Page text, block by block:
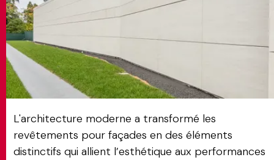
L'architecture moderne a transformé les
revêtements pour façades en des éléments
distinctifs qui allient l’esthétique aux performances